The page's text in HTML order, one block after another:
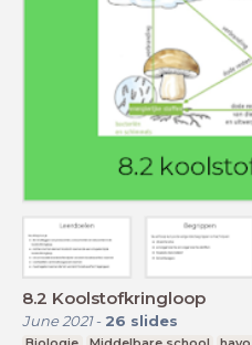
8.2 Koolstofkringloop
June 2021- 26 slides